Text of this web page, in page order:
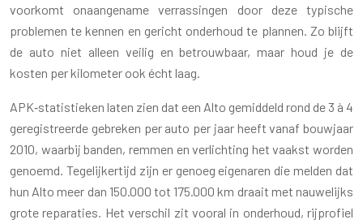
voorkomt onaangename verrassingen door deze typische
problemen te kennen en gericht onderhoud te plannen. Zo blijft
de auto niet alleen veilig en betrouwbaar, maar houd je de
kosten per kilometer ook écht laag.
APK‑statistieken laten zien dat een Alto gemiddeld rond de 3 à 4
geregistreerde gebreken per auto per jaar heeft vanaf bouwjaar
2010, waarbij banden, remmen en verlichting het vaakst worden
genoemd. Tegelijkertijd zijn er genoeg eigenaren die melden dat
hun Alto meer dan 150.000 tot 175.000 km draait met nauwelijks
grote reparaties. Het verschil zit vooral in onderhoud, rijprofiel